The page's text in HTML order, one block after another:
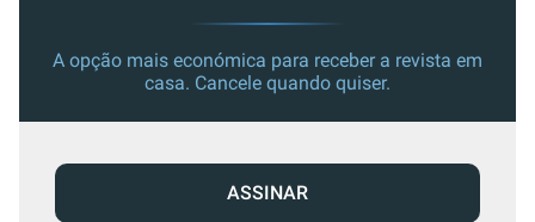
A opção mais económica para receber a revista em
casa. Cancele quando quiser.
ASSINAR